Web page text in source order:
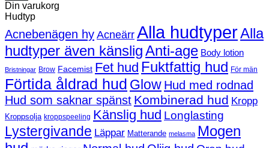
Din varukorg
Hudtyp
Acnebenägen hy Acneärr Alla hudtyperAlla
hudtyper även känsligAnti-age Body lotion
Bristningar Brow Facemist Fet hud Fuktfattig hud För män
Förtida åldrad hud Glow Hud med rodnad
Hud som saknar spänst Kombinerad hud Kropp
Kroppsolja kroppspeeling Känslig hud Longlasting
Lystergivande Läppar Matterande melasma Mogen